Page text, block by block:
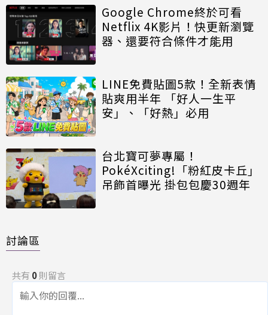
Google Chrome終於可看
Netflix 4K影片！快更新瀏覽
器、還要符合條件才能用
LINE免費貼圖5款！全新表情
貼爽用半年 「好人一生平
安」、「好熱」必用
台北寶可夢專屬！
PokéXciting!「粉紅皮卡丘」
吊飾首曝光 掛包包慶30週年
討論區
共有 0則留言